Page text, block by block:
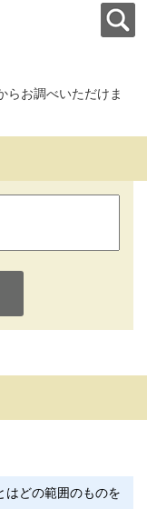
らお調べいただけま
はどの範囲のものを